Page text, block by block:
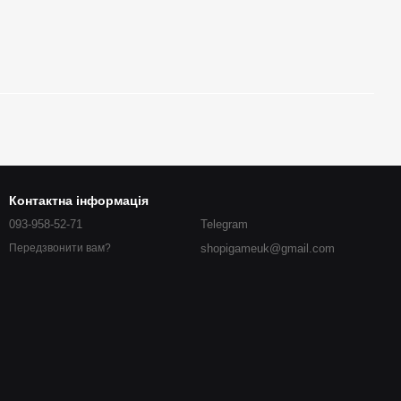
Контактна інформація
093-958-52-71
Передзвонити вам?
Telegram
shopigameuk@gmail.com